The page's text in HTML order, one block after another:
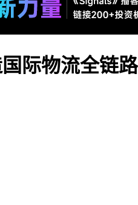
际物流全链